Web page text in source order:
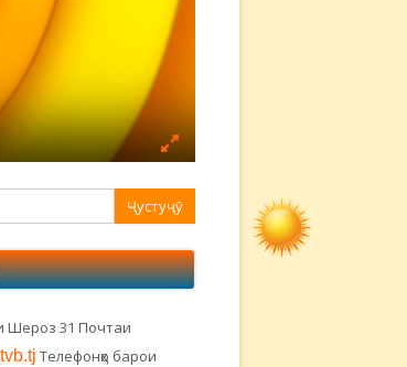
Шероз 31 Почтаи
Телефонҳо барои